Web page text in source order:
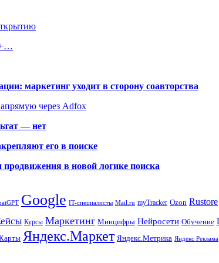
+…
маркетинг уходит в сторону соавторства
через Adfox
— нет
его в поиске
продвижения в новой логике поиска
Google IT-специалисты Mail.ru myTracker Ozon Rustore
Курсы Маркетинг Минцифры Нейросети Обучение
Яндекс.Маркет Яндекс.Метрика Яндекс Реклама